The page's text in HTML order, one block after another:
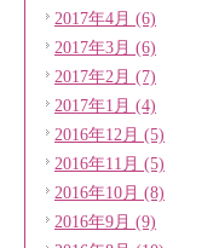
2017年4月 (6)
2017年3月 (6)
2017年2月 (7)
2017年1月 (4)
2016年12月 (5)
2016年11月 (5)
2016年10月 (8)
2016年9月 (9)